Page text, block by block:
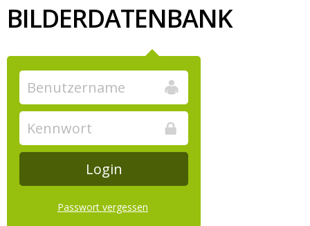
BILDERDATENBANK
Passwort vergessen